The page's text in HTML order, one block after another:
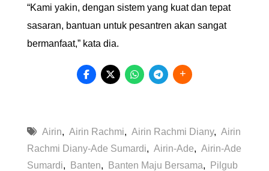
“Kami yakin, dengan sistem yang kuat dan tepat
sasaran, bantuan untuk pesantren akan sangat
bermanfaat,” kata dia.
Airin, Airin Rachmi, Airin Rachmi Diany, Airin
Rachmi Diany-Ade Sumardi, Airin-Ade, Airin-Ade
Sumardi, Banten, Banten Maju Bersama,
Pilgub